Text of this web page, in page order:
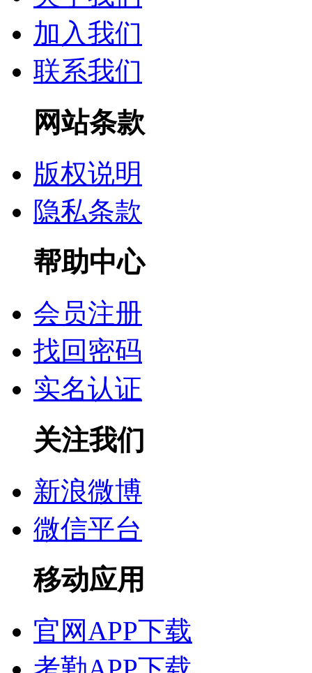
加入我们
联系我们
网站条款
版权说明
隐私条款
帮助中心
会员注册
找回密码
实名认证
关注我们
新浪微博
微信平台
移动应用
官网APP下载